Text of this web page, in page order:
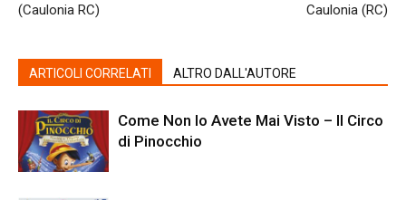
(Caulonia RC)
Caulonia (RC)
ARTICOLI CORRELATI ALTRO DALL'AUTORE
Come Non lo Avete Mai Visto – Il Circo
di Pinocchio